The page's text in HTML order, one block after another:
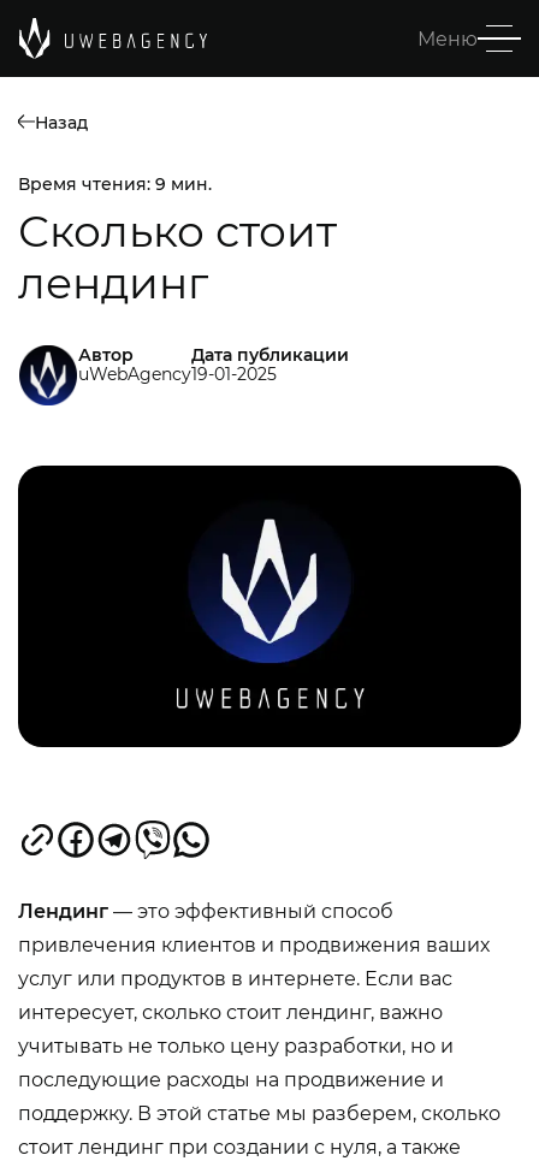
Меню
Назад
Время чтения: 9 мин.
Сколько стоит
лендинг
Автор
uWebAgency
Дата публикации
19-01-2025
Лендинг — это эффективный способ
привлечения клиентов и продвижения ваших
услуг или продуктов в интернете. Если вас
интересует, сколько стоит лендинг, важно
учитывать не только цену разработки, но и
последующие расходы на продвижение и
поддержку. В этой статье мы разберем, сколько
стоит лендинг при создании с нуля, а также